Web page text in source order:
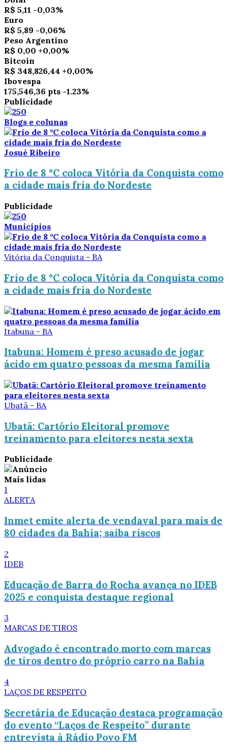
R$ 5,11 -0,03%
Euro
R$ 5,89 -0,06%
Peso Argentino
R$ 0,00 +0,00%
Bitcoin
R$ 348,826,44 +0,00%
Ibovespa
175,546,36 pts -1.23%
Publicidade
Blogs e colunas
Josué Ribeiro
Frio de 8 °C coloca Vitória da Conquista como
a cidade mais fria do Nordeste
Publicidade
Municípios
Vitória da Conquista - BA
Frio de 8 °C coloca Vitória da Conquista como
a cidade mais fria do Nordeste
Itabuna - BA
Itabuna: Homem é preso acusado de jogar
ácido em quatro pessoas da mesma família
Ubatã - BA
Ubatã: Cartório Eleitoral promove
treinamento para eleitores nesta sexta
Publicidade
Mais lidas
1
ALERTA
Inmet emite alerta de vendaval para mais de
80 cidades da Bahia; saiba riscos
2
IDEB
Educação de Barra do Rocha avança no IDEB
2025 e conquista destaque regional
3
MARCAS DE TIROS
Advogado é encontrado morto com marcas
de tiros dentro do próprio carro na Bahia
4
LAÇOS DE RESPEITO
Secretária de Educação destaca programação
do evento “Laços de Respeito” durante
entrevista à Rádio Povo FM